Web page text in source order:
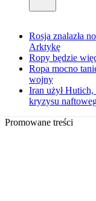
Rosja znalazła
Arktykę
Ropy będzie
Ropa mocno
wojny
Iran użył
kryzysu
Promowane treści